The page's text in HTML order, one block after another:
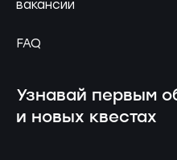
вакансии
FAQ
Узнавай первым
и новых квестах